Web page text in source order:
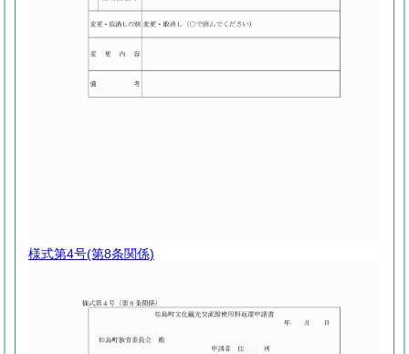
様式第4号(第8条関係)